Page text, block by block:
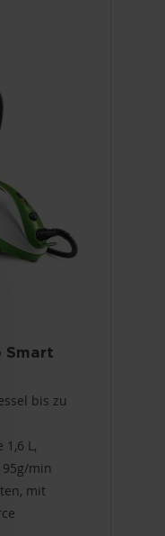
Smart
bis zu
L,
min
mit